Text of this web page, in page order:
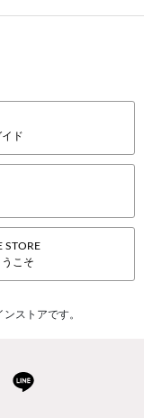
ド
STORE
こそ
ストアです。